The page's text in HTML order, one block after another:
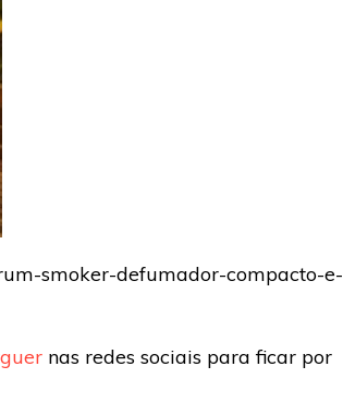
smoker-defumador-compacto-e-
nas redes sociais para ficar por